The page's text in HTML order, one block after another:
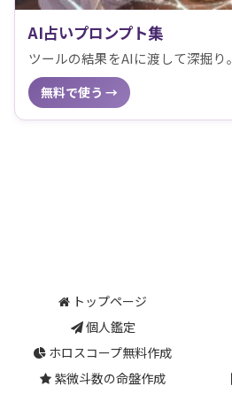
AI占いプロンプト集
ツールの結果をAIに渡して深掘り。
無料で使う →
トップページ
個人鑑定
ホロスコープ無料作成
紫微斗数の命盤作成